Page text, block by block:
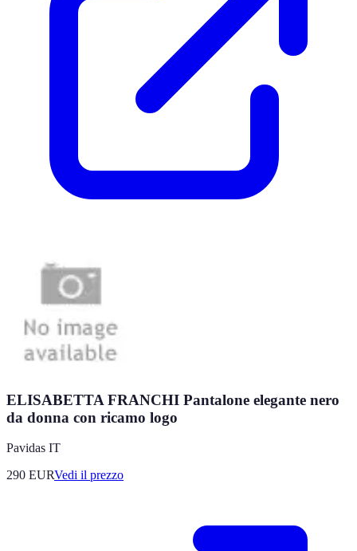
ELISABETTA FRANCHI Pantalone elegante nero
da donna con ricamo logo
Pavidas IT
290 EURVedi il prezzo